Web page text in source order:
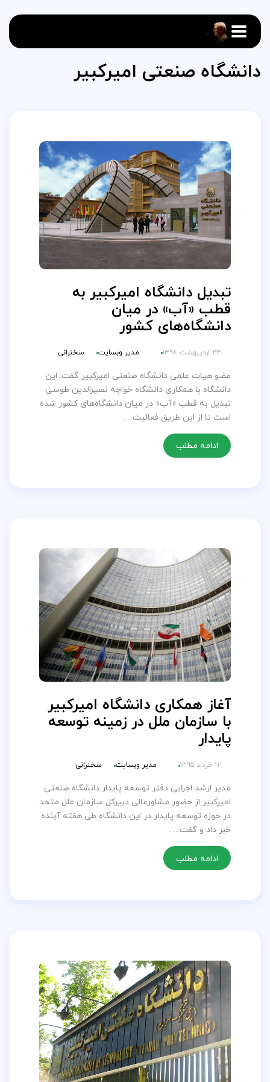
دانشگاه صنعتی امیرکبیر
تبدیل دانشگاه امیرکبیر به
قطب «آب» در میان
دانشگاه‌های کشور
۲۳ اردیبهشت ۱۳۹۸ مدیر وبسایت سخنرانی
عضو هیات علمی دانشگاه صنعتی امیرکبیر گفت: این
دانشگاه با همکاری دانشگاه خواجه نصیرالدین طوسی
تبدیل به قطب «آب» در میان دانشگاه‌های کشور شده
است تا از این طریق فعالیت…
ادامه مطلب
آغاز همکاری دانشگاه امیرکبیر
با سازمان ملل در زمینه توسعه
پایدار
۱۲ خرداد ۱۳۹۵ مدیر وبسایت سخنرانی
مدیر ارشد اجرایی دفتر توسعه پایدار دانشگاه صنعتی
امیرکبیر از حضور مشاورعالی دبیرکل سازمان ملل متحد
در حوزه توسعه پایدار در این دانشگاه طی هفته آینده
خبر داد و گفت:…
ادامه مطلب